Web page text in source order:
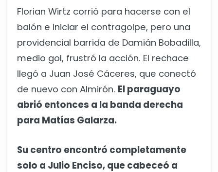
Florian Wirtz corrió para hacerse con el
balón e iniciar el contragolpe, pero una
providencial barrida de Damián Bobadilla,
medio gol, frustró la acción. El rechace
llegó a Juan José Cáceres, que conectó
de nuevo con Almirón. El paraguayo
abrió entonces a la banda derecha
para Matías Galarza.
Su centro encontró completamente
solo a Julio Enciso, que cabeceó a